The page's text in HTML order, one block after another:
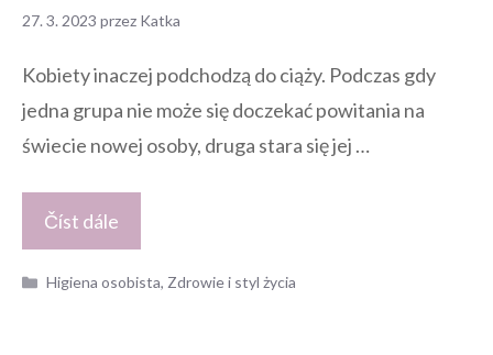
27. 3. 2023 przez Katka
Kobiety inaczej podchodzą do ciąży. Podczas gdy
jedna grupa nie może się doczekać powitania na
świecie nowej osoby, druga stara się jej …
Číst dále
Kategorie
Higiena osobista, Zdrowie i styl życia